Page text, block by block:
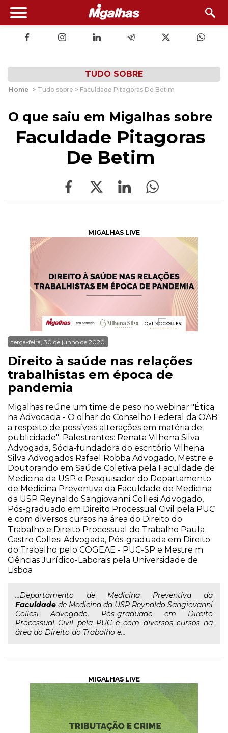
TUDO SOBRE
Home > Tudo sobre > Faculdade Pitagoras De Betim
O que saiu em Migalhas sobre
Faculdade Pitagoras
De Betim
MIGALHAS LIVE
terça-feira, 30 de junho de 2020
Direito à saúde nas relações
trabalhistas em época de
pandemia
Migalhas reúne um time de peso no webinar "Ética
na Advocacia - O olhar do Conselho Federal da OAB
a respeito de possíveis alterações em matéria de
publicidade": Palestrantes: Renata Vilhena Silva
Advogada, Sócia-fundadora do escritório Vilhena
Silva Advogados Rafael Robba Advogado, Mestre e
Doutorando em Saúde Coletiva pela Faculdade de
Medicina da USP e Pesquisador do Departamento
de Medicina Preventiva da Faculdade de Medicina
da USP Reynaldo Sangiovanni Collesi Advogado,
Pós-graduado em Direito Processual Civil pela PUC
e com diversos cursos na área do Direito do
Trabalho e Direito Processual do Trabalho Paula
Castro Collesi Advogada, Pós-graduada em Direito
do Trabalho pelo COGEAE - PUC-SP e Mestre m
Ciências Jurídico-Laborais pela Universidade de
Lisboa
...Departamento de Medicina Preventiva da
Faculdade de Medicina da USP Reynaldo Sangiovanni
Collesi Advogado, Pós-graduado em Direito
Processual Civil pela PUC e com diversos cursos na
área do Direito do Trabalho e...
MIGALHAS LIVE